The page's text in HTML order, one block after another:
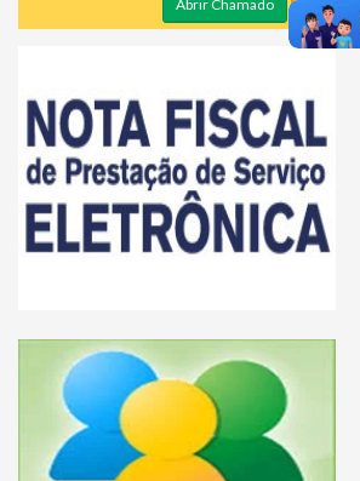
Abrir Chamado Consultar